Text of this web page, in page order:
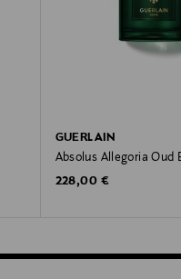
GUERLAIN
Absolus Allegoria Oud
Original Price
228,00 €